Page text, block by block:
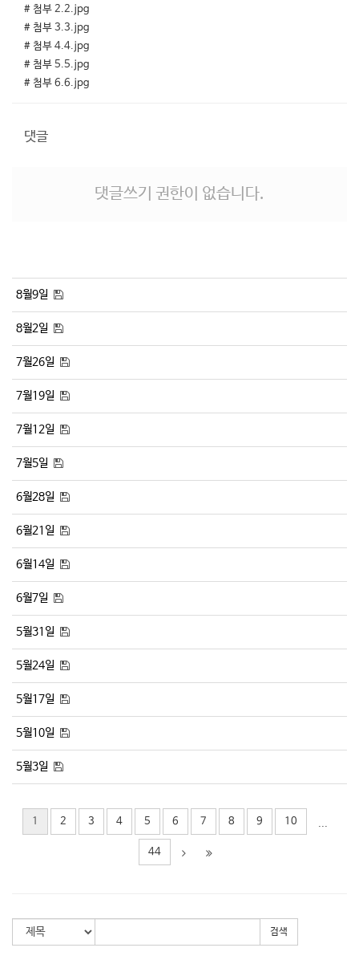
# 첨부 2.2.jpg
# 첨부 3.3.jpg
# 첨부 4.4.jpg
# 첨부 5.5.jpg
# 첨부 6.6.jpg
댓글
댓글쓰기 권한이 없습니다.
8월9일
8월2일
7월26일
7월19일
7월12일
7월5일
6월28일
6월21일
6월14일
6월7일
5월31일
5월24일
5월17일
5월10일
5월3일
1 2 3 4 5 6 7 8 9 10 ...
44
검색